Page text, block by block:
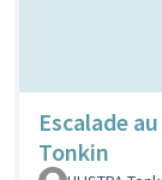
Escalade au
Tonkin